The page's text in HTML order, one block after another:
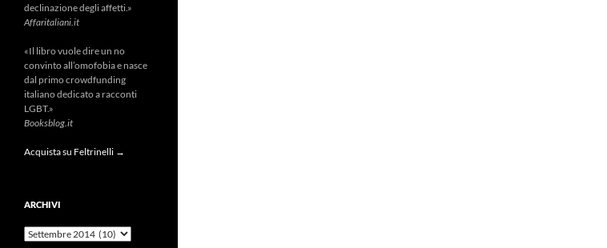
declinazione degli affetti.»
Affaritaliani.it
«Il libro vuole dire un no
convinto all’omofobia e nasce
dal primo crowdfunding
italiano dedicato a racconti
LGBT.»
Booksblog.it
Acquista su Feltrinelli →
ARCHIVI
Archivi